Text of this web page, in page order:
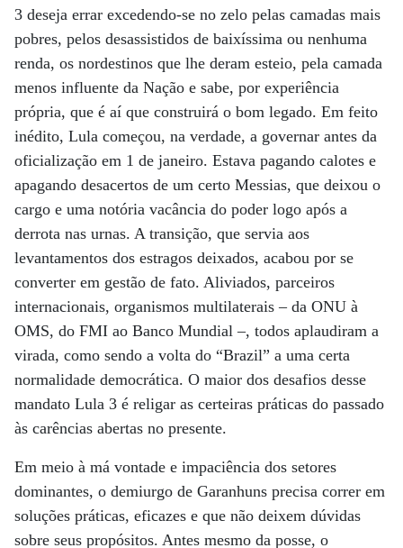
3 deseja errar excedendo-se no zelo pelas camadas mais
pobres, pelos desassistidos de baixíssima ou nenhuma
renda, os nordestinos que lhe deram esteio, pela camada
menos influente da Nação e sabe, por experiência
própria, que é aí que construirá o bom legado. Em feito
inédito, Lula começou, na verdade, a governar antes da
oficialização em 1 de janeiro. Estava pagando calotes e
apagando desacertos de um certo Messias, que deixou o
cargo e uma notória vacância do poder logo após a
derrota nas urnas. A transição, que servia aos
levantamentos dos estragos deixados, acabou por se
converter em gestão de fato. Aliviados, parceiros
internacionais, organismos multilaterais – da ONU à
OMS, do FMI ao Banco Mundial –, todos aplaudiram a
virada, como sendo a volta do “Brazil” a uma certa
normalidade democrática. O maior dos desafios desse
mandato Lula 3 é religar as certeiras práticas do passado
às carências abertas no presente.
Em meio à má vontade e impaciência dos setores
dominantes, o demiurgo de Garanhuns precisa correr em
soluções práticas, eficazes e que não deixem dúvidas
sobre seus propósitos. Antes mesmo da posse, o